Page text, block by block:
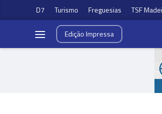
D7 Turismo Freguesias TSF
EdiçãoImpressa